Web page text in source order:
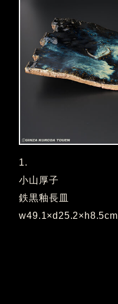
1.
小山厚子
鉄黒釉長皿
w49.1×d25.2×h8.5cm